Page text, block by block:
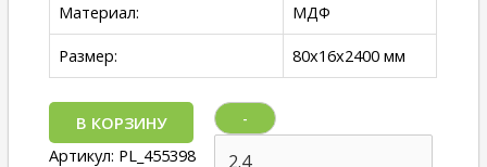
Материал:
МДФ
Размер:
80х16х2400 мм
-
В КОРЗИНУ
Артикул: PL_455398